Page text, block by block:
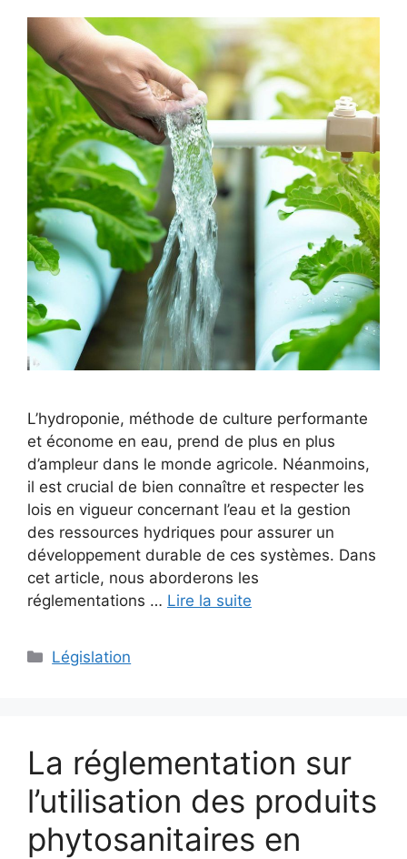
L’hydroponie, méthode de culture performante
et économe en eau, prend de plus en plus
d’ampleur dans le monde agricole. Néanmoins,
il est crucial de bien connaître et respecter les
lois en vigueur concernant l’eau et la gestion
des ressources hydriques pour assurer un
développement durable de ces systèmes. Dans
cet article, nous aborderons les
réglementations … Lire la suite
Catégories
Législation
La réglementation sur
l’utilisation des produits
phytosanitaires en